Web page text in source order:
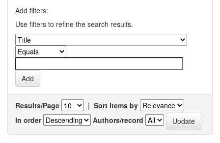
Add filters:
Use filters to refine the search results.
Results/Page | Sort items by
In order
Authors/record